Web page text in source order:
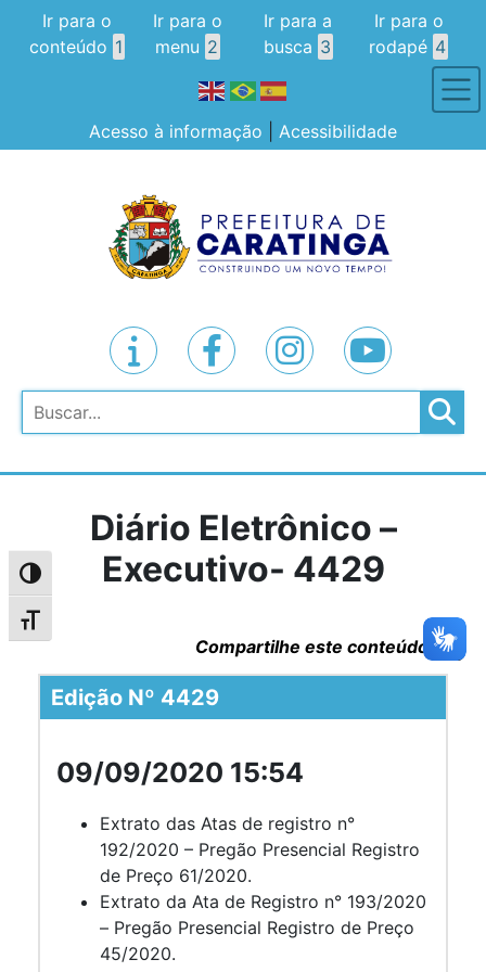
Alternar alto contraste
Alternar tamanho da fonte
Ir para o
conteúdo 1
Ir para o
menu 2
Ir para a
busca 3
Ir para o
rodapé 4
Acesso à informação Acessibilidade
Pesquisar
Diário Eletrônico –
Executivo- 4429
Compartilhe este conteúdo
Edição Nº 4429
09/09/2020 15:54
Extrato das Atas de registro n°
192/2020 – Pregão Presencial Registro
de Preço 61/2020.
Extrato da Ata de Registro n° 193/2020
– Pregão Presencial Registro de Preço
45/2020.